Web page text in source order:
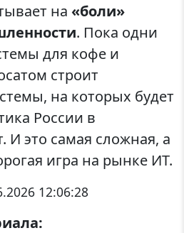
на «боли»
. Пока одни
для кофе и
строит
на которых будет
России в
И это самая сложная, а
игра на рынке ИТ.
12:06:28